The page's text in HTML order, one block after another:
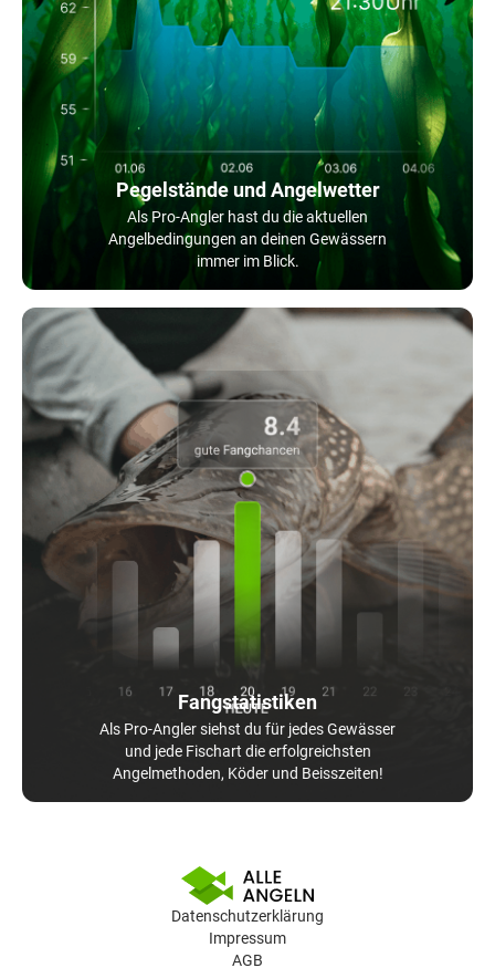
Pegelstände und Angelwetter
Als Pro-Angler hast du die aktuellen
Angelbedingungen an deinen Gewässern
immer im Blick.
Fangstatistiken
Als Pro-Angler siehst du für jedes Gewässer
und jede Fischart die erfolgreichsten
Angelmethoden, Köder und Beisszeiten!
Datenschutzerklärung
Impressum
AGB